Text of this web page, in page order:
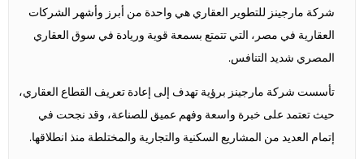
شركة مارجينز للتطوير العقاري هي واحدة من أبرز وأشهر الشركات
العقارية في مصر، التي تتمتع بسمعة قوية وريادة في سوق العقاري
المصري شديد التنافس.
تأسست شركة مارجينز برؤية تهدف إلى إعادة تعريف القطاع العقاري،
حيث تعتمد على خبرة واسعة وفهم عميق للصناعة، وقد نجحت في
إتمام العديد من المشاريع السكنية والتجارية والمختلطة منذ انطلاقها.